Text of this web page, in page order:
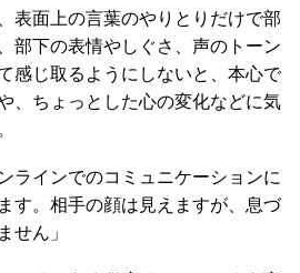
表面上の言葉のやりとりだけで部
部下の表情やしぐさ、声のトーン
感じ取るようにしないと、本心で
、ちょっとした心の変化などに気
ラインでのコミュニケーションに
す。相手の顔は見えますが、息づ
せん」